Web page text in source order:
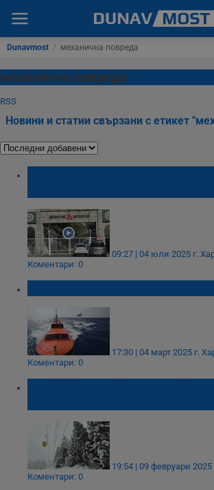
Dunavmost / механична повреда
механична повреда
RSS
Новини и статии свързани с етикет
09:27 | 04 юли 2025 г.
Коментари: 0
17:30 | 04 март 2025 г.
Коментари: 0
19:54 | 09 февруари 2025
Коментари: 0